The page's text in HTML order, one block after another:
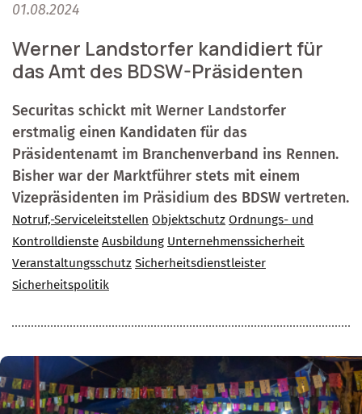
01.08.2024
Werner Landstorfer kandidiert für
das Amt des BDSW-Präsidenten
Securitas schickt mit Werner Landstorfer
erstmalig einen Kandidaten für das
Präsidentenamt im Branchenverband ins Rennen.
Bisher war der Marktführer stets mit einem
Vizepräsidenten im Präsidium des BDSW vertreten.
Notruf,-Serviceleitstellen Objektschutz Ordnungs- und
Kontrolldienste Ausbildung Unternehmenssicherheit
Veranstaltungsschutz Sicherheitsdienstleister
Sicherheitspolitik